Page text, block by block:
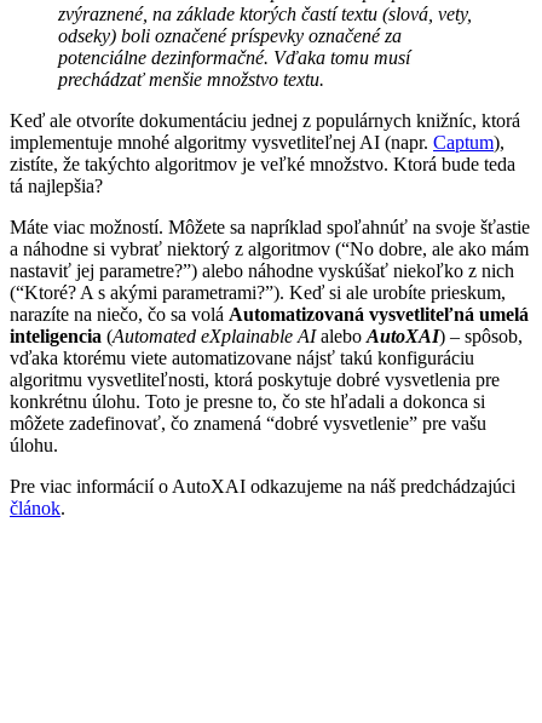
zvýraznené, na základe ktorých častí textu (slová, vety,
odseky) boli označené príspevky označené za
potenciálne dezinformačné. Vďaka tomu musí
prechádzať menšie množstvo textu.
Keď ale otvoríte dokumentáciu jednej z populárnych knižníc, ktorá
implementuje mnohé algoritmy vysvetliteľnej AI (napr. Captum),
zistíte, že takýchto algoritmov je veľké množstvo. Ktorá bude teda
tá najlepšia?
Máte viac možností. Môžete sa napríklad spoľahnúť na svoje šťastie
a náhodne si vybrať niektorý z algoritmov (“No dobre, ale ako mám
nastaviť jej parametre?”) alebo náhodne vyskúšať niekoľko z nich
(“Ktoré? A s akými parametrami?”). Keď si ale urobíte prieskum,
narazíte na niečo, čo sa volá Automatizovaná vysvetliteľná umelá
inteligencia (Automated eXplainable AIalebo AutoXAI) – spôsob,
vďaka ktorému viete automatizovane nájsť takú konfiguráciu
algoritmu vysvetliteľnosti, ktorá poskytuje dobré vysvetlenia pre
konkrétnu úlohu. Toto je presne to, čo ste hľadali a dokonca si
môžete zadefinovať, čo znamená “dobré vysvetlenie” pre vašu
úlohu.
Pre viac informácií o AutoXAI odkazujeme na náš predchádzajúci
článok.